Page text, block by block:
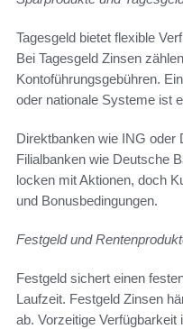
Tagesgeld bietet flexible
Bei Tagesgeld Zinsen
Kontoführungsgebühren.
oder nationale Systeme ist
Direktbanken wie ING oder
Filialbanken wie Deutsche
locken mit Aktionen, doch
und Bonusbedingungen.
Festgeld und
Festgeld sichert einen
Laufzeit. Festgeld Zinsen
ab. Vorzeitige